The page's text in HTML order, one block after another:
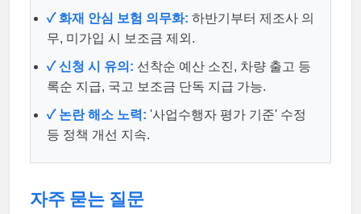
✓ 화재 안심 보험 의무화: 하반기부터 제조사 의
무, 미가입 시 보조금 제외.
✓ 신청 시 유의: 선착순 예산 소진, 차량 출고 등
록순 지급, 국고 보조금 단독 지급 가능.
✓ 논란 해소 노력: '사업수행자 평가 기준' 수정
등 정책 개선 지속.
자주 묻는 질문